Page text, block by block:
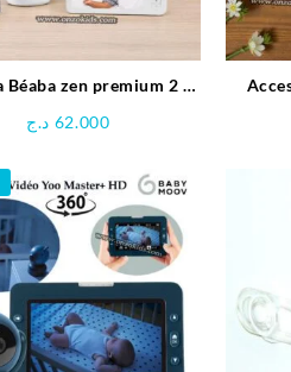
Béaba zen premium 2 –
62.000 د.ج